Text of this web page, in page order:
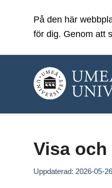
På den här
för dig. Genom att
Visa
Uppdaterad: 2026-05-26